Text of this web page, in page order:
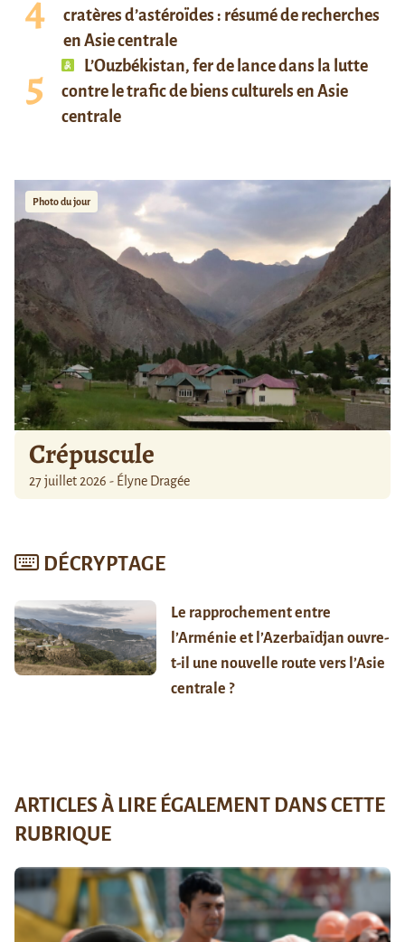
cratères d’astéroïdes : résumé de recherches
en Asie centrale
L’Ouzbékistan, fer de lance dans la lutte
contre le trafic de biens culturels en Asie
centrale
Photo du jour
Crépuscule
27 juillet 2026 - Élyne Dragée
DÉCRYPTAGE
Le rapprochement entre
l’Arménie et l’Azerbaïdjan ouvre-
t-il une nouvelle route vers l’Asie
centrale ?
ARTICLES À LIRE ÉGALEMENT DANS CETTE
RUBRIQUE